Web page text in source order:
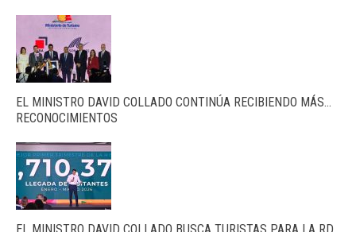
EL MINISTRO DAVID COLLADO CONTINÚA RECIBIENDO MÁS…
RECONOCIMIENTOS